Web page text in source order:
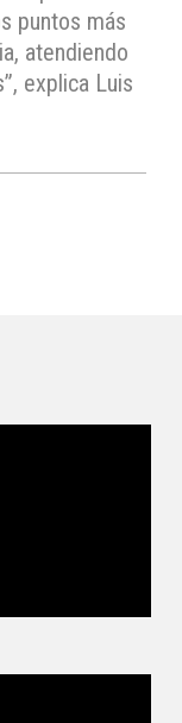
puntos más
atendiendo
explica Luis